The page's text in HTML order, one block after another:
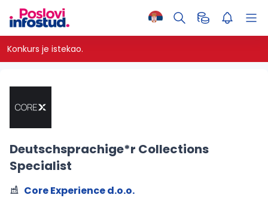
Konkurs je istekao.
Deutschsprachige*r Collections
Specialist
Core Experience d.o.o.